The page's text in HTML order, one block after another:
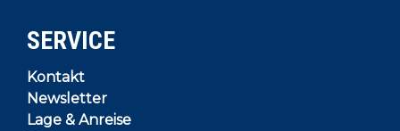
SERVICE
Kontakt
Newsletter
Lage & Anreise